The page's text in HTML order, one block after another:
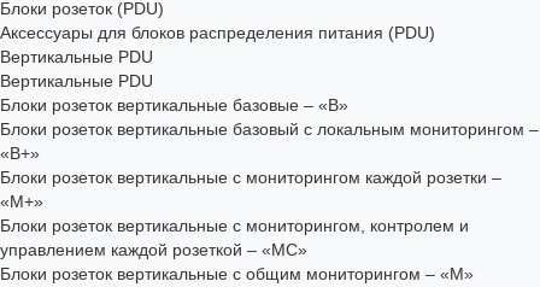
Блоки розеток (PDU)
Аксессуары для блоков распределения питания (PDU)
Вертикальные PDU
Вертикальные PDU
Блоки розеток вертикальные базовые – «В»
Блоки розеток вертикальные базовый с локальным мониторингом –
«В+»
Блоки розеток вертикальные с мониторингом каждой розетки –
«М+»
Блоки розеток вертикальные с мониторингом, контролем и
управлением каждой розеткой – «МС»
Блоки розеток вертикальные с общим мониторингом – «М»